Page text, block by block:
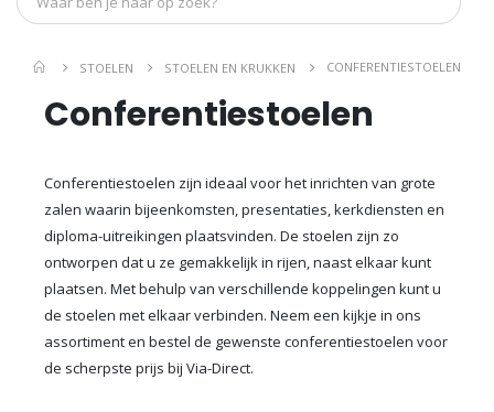
STOELEN STOELEN EN KRUKKEN CONFERENTIESTOELEN
Conferentiestoelen
Conferentiestoelen zijn ideaal voor het inrichten van grote
zalen waarin bijeenkomsten, presentaties, kerkdiensten en
diploma-uitreikingen plaatsvinden. De stoelen zijn zo
ontworpen dat u ze gemakkelijk in rijen, naast elkaar kunt
plaatsen. Met behulp van verschillende koppelingen kunt u
de stoelen met elkaar verbinden. Neem een kijkje in ons
assortiment en bestel de gewenste conferentiestoelen voor
de scherpste prijs bij Via-Direct.